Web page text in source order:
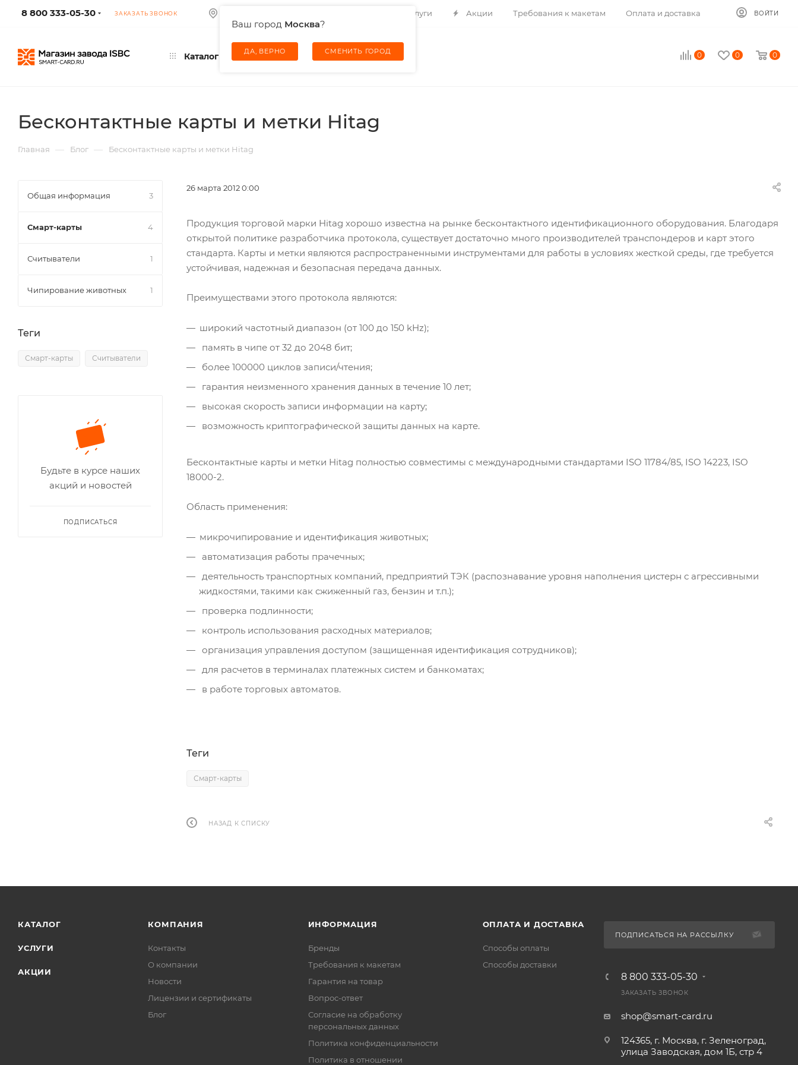
8 800 333-05-30 ЗАКАЗАТЬ ЗВОНОК
Ваш город Москва?
ДА, ВЕРНО СМЕНИТЬ ГОРОД
Услуги Акции Требования к макетам Оплата и доставка ВОЙТИ
Каталог 0 0 0
Бесконтактные карты и метки Hitag
Главная — Блог — Бесконтактные карты и метки Hitag
26 марта 2012 0:00
Продукция торговой марки Hitag хорошо известна на рынке бесконтактного идентификационного оборудования. Благодаря
открытой политике разработчика протокола, существует достаточно много производителей транспондеров и карт этого
стандарта. Карты и метки являются распространенными инструментами для работы в условиях жесткой среды, где требуется
устойчивая, надежная и безопасная передача данных.
Преимуществами этого протокола являются:
широкий частотный диапазон (от 100 до 150 kHz);
память в чипе от 32 до 2048 бит;
более 100000 циклов записи/чтения;
гарантия неизменного хранения данных в течение 10 лет;
высокая скорость записи информации на карту;
возможность криптографической защиты данных на карте.
Бесконтактные карты и метки Hitag полностью совместимы с международными стандартами ISO 11784/85, ISO 14223, ISO
18000-2.
Область применения:
микрочипирование и идентификация животных;
автоматизация работы прачечных;
деятельность транспортных компаний, предприятий ТЭК (распознавание уровня наполнения цистерн с агрессивными
жидкостями, такими как сжиженный газ, бензин и т.п.);
проверка подлинности;
контроль использования расходных материалов;
организация управления доступом (защищенная идентификация сотрудников);
для расчетов в терминалах платежных систем и банкоматах;
в работе торговых автоматов.
Теги
Смарт-карты
НАЗАД К СПИСКУ
Общая информация 3
Смарт-карты 4
Считыватели 1
Чипирование животных 1
Теги
Смарт-карты Считыватели
Будьте в курсе наших
акций и новостей
ПОДПИСАТЬСЯ
КАТАЛОГ
УСЛУГИ
АКЦИИ
КОМПАНИЯ
Контакты
О компании
Новости
Лицензии и сертификаты
Блог
ИНФОРМАЦИЯ
Бренды
Требования к макетам
Гарантия на товар
Вопрос-ответ
Согласие на обработку
персональных данных
Политика конфиденциальности
Политика в отношении
ОПЛАТА И ДОСТАВКА
Способы оплаты
Способы доставки
ПОДПИСАТЬСЯ НА РАССЫЛКУ
8 800 333-05-30
ЗАКАЗАТЬ ЗВОНОК
shop@smart-card.ru
124365, г. Москва, г. Зеленоград,
улица Заводская, дом 1Б, стр 4